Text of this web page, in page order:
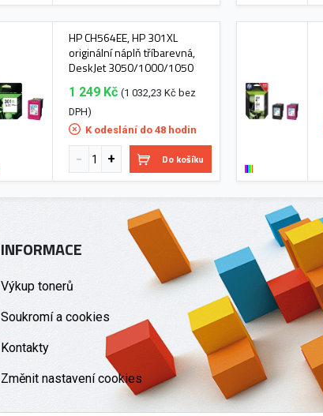
HP CH564EE, HP 301XL
originální náplň tříbarevná,
DeskJet 3050/1000/1050
1 249 Kč (1 032,23 Kč bez
DPH)
K odeslání do 48 hodin
Do košíku
INFORMACE
Výkup tonerů
Soukromí a cookies
Kontakty
Změnit nastavení cookies